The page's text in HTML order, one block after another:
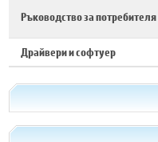
Ръководство за потребителя
Драйвери и софтуер